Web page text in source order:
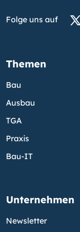
Folge uns auf
Themen
Bau
Ausbau
TGA
Praxis
Bau-IT
Unternehmen
Newsletter